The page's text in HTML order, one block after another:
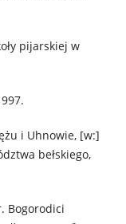
pijarskiej w
i Uhnowie, [w:]
bełskiego,
Bogorodicі